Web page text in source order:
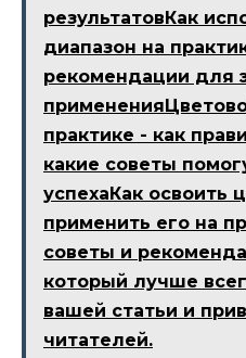
результатовКак
диапазон на
рекомендации для
практике - как
какие советы
успехаКак освоить
применить его на
советы и
который лучше
вашей статьи и
читателей.